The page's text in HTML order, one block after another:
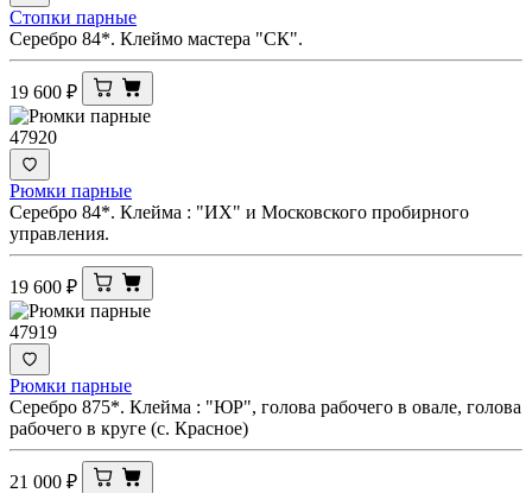
Стопки парные
Серебро 84*. Клеймо мастера "СК".
19 600 ₽
47920
Рюмки парные
Серебро 84*. Клейма : "ИХ" и Московского пробирного
управления.
19 600 ₽
47919
Рюмки парные
Серебро 875*. Клейма : "ЮР", голова рабочего в овале, голова
рабочего в круге (с. Красное)
21 000 ₽